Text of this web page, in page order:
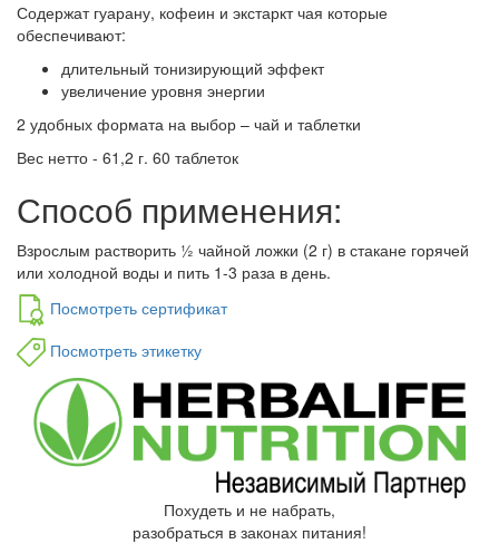
Содержат гуарану, кофеин и экстаркт чая которые
обеспечивают:
длительный тонизирующий эффект
увеличение уровня энергии
2 удобных формата на выбор – чай и таблетки
Вес нетто - 61,2 г. 60 таблеток
Способ применения:
Взрослым растворить ½ чайной ложки (2 г) в стакане горячей
или холодной воды и пить 1-3 раза в день.
Посмотреть сертификат
Посмотреть этикетку
Похудеть и не набрать,
разобраться в законах питания!